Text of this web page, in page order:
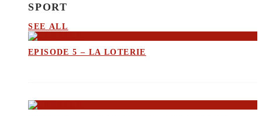
SPORT
SEE ALL
EPISODE 5 – LA LOTERIE